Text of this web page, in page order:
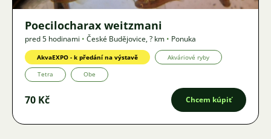
Poecilocharax weitzmani
pred 5 hodinami • České Budějovice,? km • Ponuka
AkvaEXPO - k předání na výstavě Akváriové ryby
Tetra Obe
70 Kč Chcem kúpiť